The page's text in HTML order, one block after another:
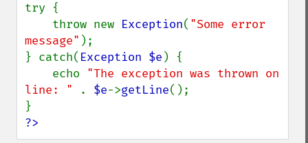
try {
    throw new
Exception( "Some error
message" );
} catch( Exception $e ) {
    echo
"The exception was thrown on
line: "
. $e->getLine();
?>